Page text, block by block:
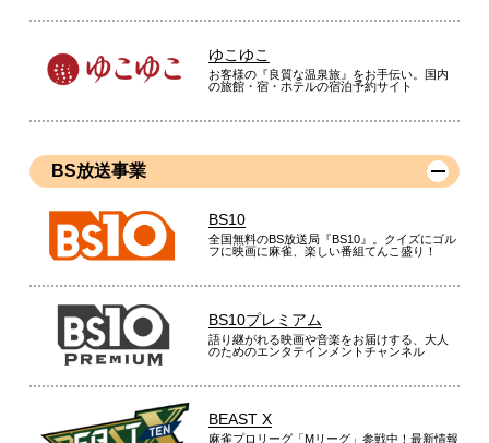
今まで自宅で使用していた炊飯器とは比べものにならない美味
さで感動しています。
（東京都60代F.H様）
「お客様の声」は実際にご購入されたお客様からのご意見を掲載しておりま
商品により、同一シリーズをご購入された方の声を含みます。
ゆこゆこ
お客様の『良質な温泉旅』をお手伝い。国内
の旅館・宿・ホテルの宿泊予約サイト
BS放送事業
BS10
全国無料のBS放送局『BS10』。クイズにゴル
フに映画に麻雀、楽しい番組てんこ盛り！
BS10プレミアム
語り継がれる映画や音楽をお届けする、大人
のためのエンタテインメントチャンネル
BEAST X
麻雀プロリーグ「Mリーグ」参戦中！最新情報